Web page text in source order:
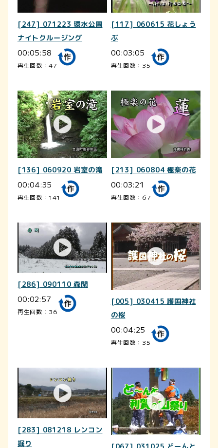
[247] 071223 環水公園
ナイトクルージング
00:05:58
再生回数：47
[117] 060615 花しょう
ぶ
00:03:05
再生回数：35
[136] 060920 岩室の滝
00:04:35
再生回数：141
[213] 060804 極楽の花
00:03:21
再生回数：67
[286] 090110 森閑
00:02:57
再生回数：36
[005] 030415 護国神社
の桜
00:04:25
再生回数：35
[283] 081218 レンコン
掘り